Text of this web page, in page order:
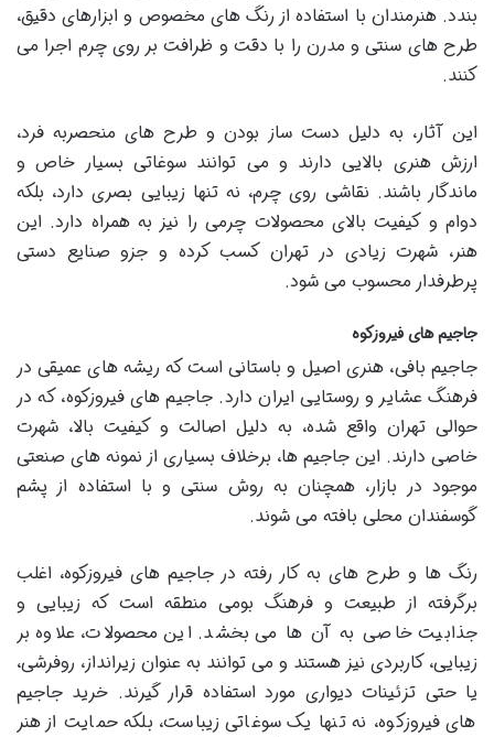
بندد. هنرمندان با استفاده از رنگ های مخصوص و ابزارهای دقیق،
طرح های سنتی و مدرن را با دقت و ظرافت بر روی چرم اجرا می
کنند.
این آثار، به دلیل دست ساز بودن و طرح های منحصربه فرد،
ارزش هنری بالایی دارند و می توانند سوغاتی بسیار خاص و
ماندگار باشند. نقاشی روی چرم، نه تنها زیبایی بصری دارد، بلکه
دوام و کیفیت بالای محصولات چرمی را نیز به همراه دارد. این
هنر، شهرت زیادی در تهران کسب کرده و جزو صنایع دستی
پرطرفدار محسوب می شود.
جاجیم های فیروزکوه
جاجیم بافی، هنری اصیل و باستانی است که ریشه های عمیقی در
فرهنگ عشایر و روستایی ایران دارد. جاجیم های فیروزکوه، که در
حوالی تهران واقع شده، به دلیل اصالت و کیفیت بالا، شهرت
خاصی دارند. این جاجیم ها، برخلاف بسیاری از نمونه های صنعتی
موجود در بازار، همچنان به روش سنتی و با استفاده از پشم
گوسفندان محلی بافته می شوند.
رنگ ها و طرح های به کار رفته در جاجیم های فیروزکوه، اغلب
برگرفته از طبیعت و فرهنگ بومی منطقه است که زیبایی و
جذابیت خاصی به آن ها می بخشد. این محصولات، علاوه بر
زیبایی، کاربردی نیز هستند و می توانند به عنوان زیرانداز، روفرشی،
یا حتی تزئینات دیواری مورد استفاده قرار گیرند. خرید جاجیم
های فیروزکوه، نه تنها یک سوغاتی زیباست، بلکه حمایت از هنر